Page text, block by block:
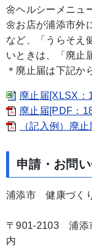
🌼ヘルシーメニュ
🌼お店が浦添市外
など、「うらそえ
いときは、「廃止
＊廃止届は下記か
廃止届[XLSX：
廃止届[PDF：
（記入例）廃
申請・お問
浦添市 健康づく
〒901-2103 浦添
内